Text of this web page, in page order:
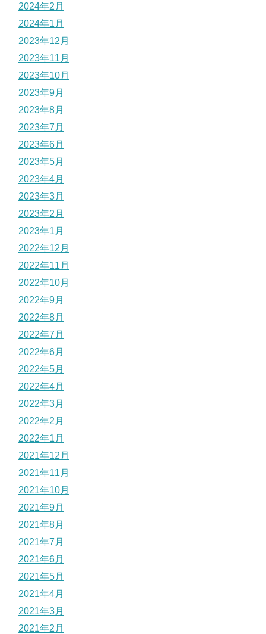
2024年2月
2024年1月
2023年12月
2023年11月
2023年10月
2023年9月
2023年8月
2023年7月
2023年6月
2023年5月
2023年4月
2023年3月
2023年2月
2023年1月
2022年12月
2022年11月
2022年10月
2022年9月
2022年8月
2022年7月
2022年6月
2022年5月
2022年4月
2022年3月
2022年2月
2022年1月
2021年12月
2021年11月
2021年10月
2021年9月
2021年8月
2021年7月
2021年6月
2021年5月
2021年4月
2021年3月
2021年2月